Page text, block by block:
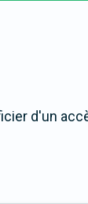
d'un